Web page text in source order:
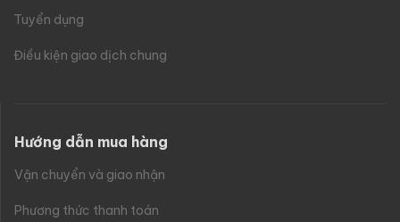
Tuyển dụng
Điều kiện giao dịch chung
Hướng dẫn mua hàng
Vận chuyển và giao nhận
Phương thức thanh toán